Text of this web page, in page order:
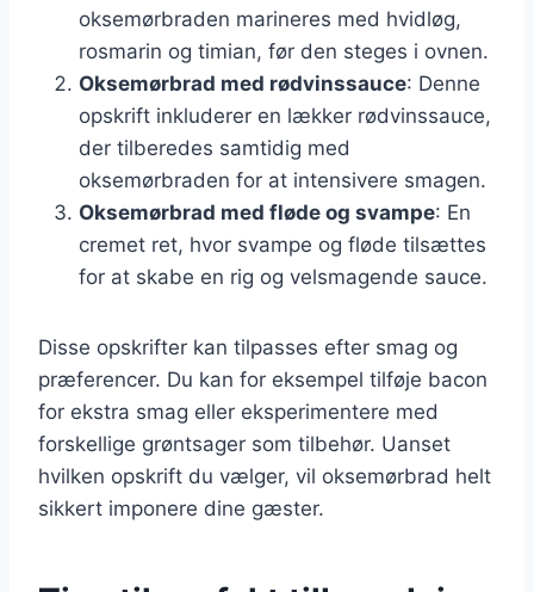
oksemørbraden marineres med hvidløg,
rosmarin og timian, før den steges i ovnen.
Oksemørbrad med rødvinssauce: Denne
opskrift inkluderer en lækker rødvinssauce,
der tilberedes samtidig med
oksemørbraden for at intensivere smagen.
Oksemørbrad med fløde og svampe: En
cremet ret, hvor svampe og fløde tilsættes
for at skabe en rig og velsmagende sauce.
Disse opskrifter kan tilpasses efter smag og
præferencer. Du kan for eksempel tilføje bacon
for ekstra smag eller eksperimentere med
forskellige grøntsager som tilbehør. Uanset
hvilken opskrift du vælger, vil oksemørbrad helt
sikkert imponere dine gæster.